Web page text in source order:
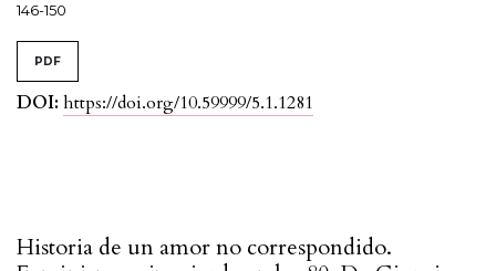
146-150
PDF
DOI: https://doi.org/10.59999/5.1.1281
Historia de un amor no correspondido.